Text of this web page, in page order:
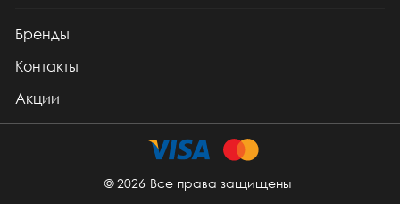
Бренды
Контакты
Акции
© 2026 Все права защищены